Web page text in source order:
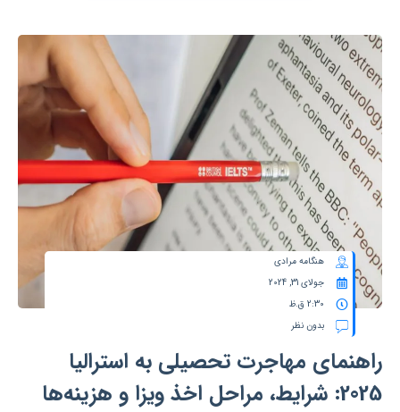
هنگامه مرادی
جولای 31, 2024
2:30 ق.ظ
بدون نظر
راهنمای مهاجرت تحصیلی به استرالیا
2025: شرایط، مراحل اخذ ویزا و هزینه‌ها